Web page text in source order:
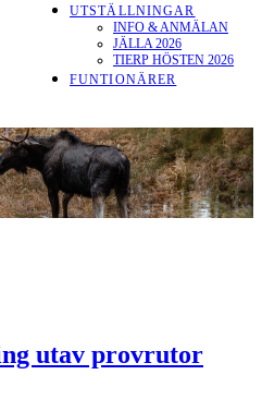
UTSTÄLLNINGAR
INFO & ANMÄLAN
JÄLLA 2026
TIERP HÖSTEN 2026
FUNTIONÄRER
utav provrutor